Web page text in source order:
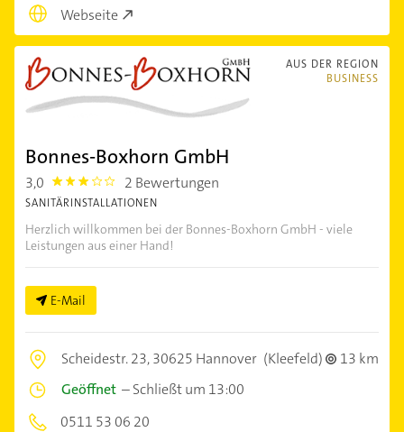
Webseite
AUS DER REGION
BUSINESS
Bonnes-Boxhorn GmbH
3,0 3.0 2 Bewertungen
SANITÄRINSTALLATIONEN
Herzlich willkommen bei der Bonnes-Boxhorn GmbH - viele
Leistungen aus einer Hand!
E-Mail
Scheidestr. 23,30625 Hannover (Kleefeld)
13 km
Geöffnet –Schließt um 13:00
0511 53 06 20